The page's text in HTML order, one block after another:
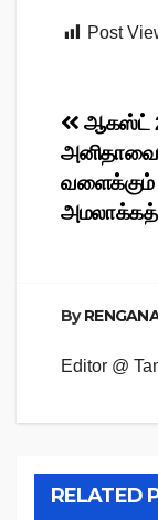
Post
Post
ஆகஸ்ட்
அனிதாவை
வளைக்கும்
By
Editor @
RELATED